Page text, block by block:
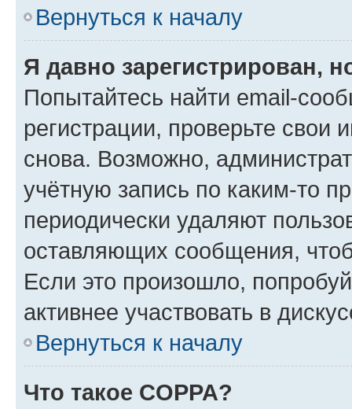
Вернуться к началу
Я давно зарегистрирован,
Попытайтесь найти email-
регистрации, проверьте свои
снова. Возможно,
учётную запись по каким-то
периодически удаляют
оставляющих сообщения,
Если это произошло,
активнее участвовать в
Вернуться к началу
Что такое COPPA?